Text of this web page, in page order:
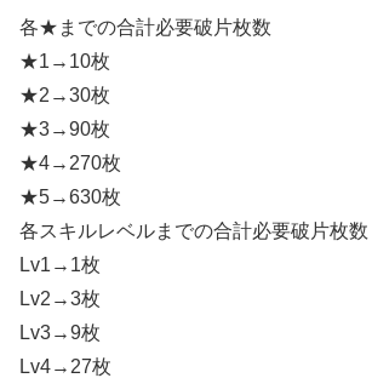
各★までの合計必要破片枚数
★1→10枚
★2→30枚
★3→90枚
★4→270枚
★5→630枚
各スキルレベルまでの合計必要破片枚数
Lv1→1枚
Lv2→3枚
Lv3→9枚
Lv4→27枚